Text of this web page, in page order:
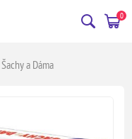
0
Šachy a Dáma